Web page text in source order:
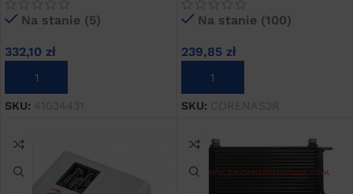
Na stanie (5)
332,10 zł
DODAJ DO KOSZYKA
SKU: 41034431
Na stanie (100)
239,85 zł
DODAJ DO KOSZYKA
SKU: CORENAS3R